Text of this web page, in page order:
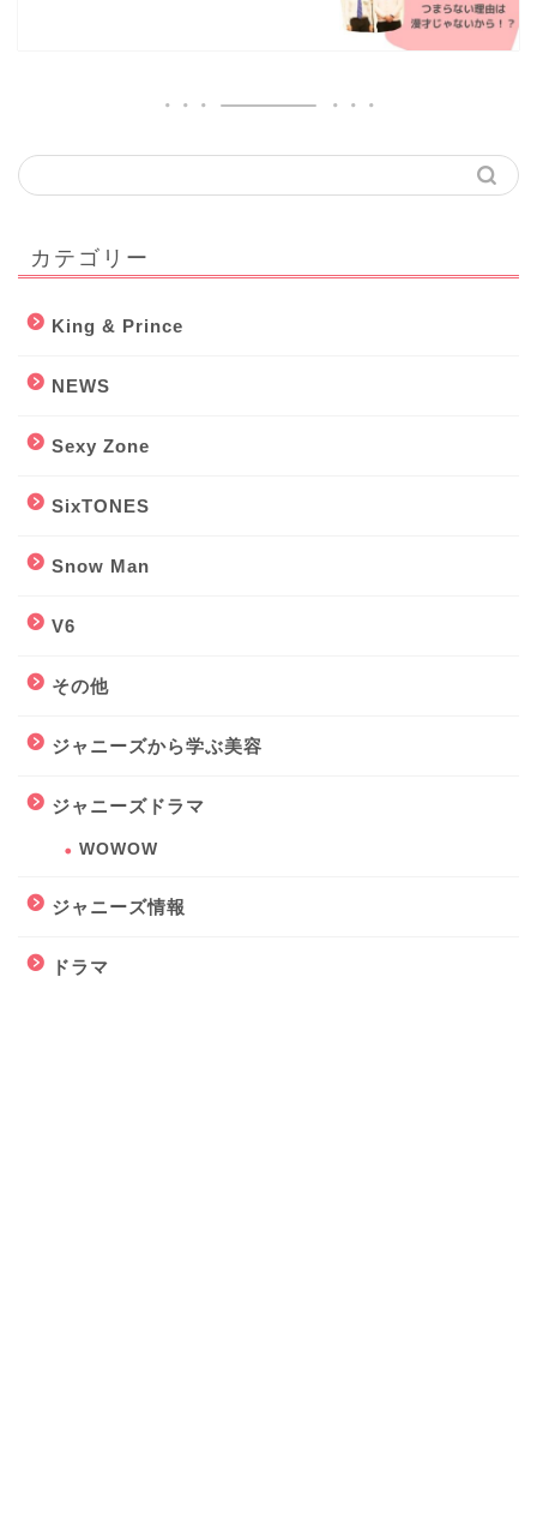
カテゴリー
King & Prince
NEWS
Sexy Zone
SixTONES
Snow Man
V6
その他
ジャニーズから学ぶ美容
ジャニーズドラマ
WOWOW
ジャニーズ情報
ドラマ